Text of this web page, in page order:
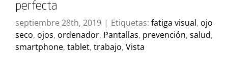
perfecta
septiembre 28th, 2019 | Etiquetas: fatiga visual, ojo
seco, ojos, ordenador, Pantallas, prevención, salud,
smartphone, tablet, trabajo, Vista